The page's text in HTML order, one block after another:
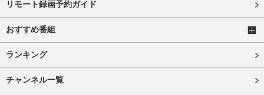
リモート録画予約ガイド
おすすめ番組
ランキング
チャンネル一覧